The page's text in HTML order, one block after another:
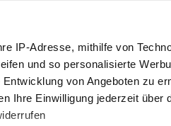
IP-Adresse, mithilfe von
und so personalisierte
von Angeboten zu
Ihre Einwilligung jederzeit über